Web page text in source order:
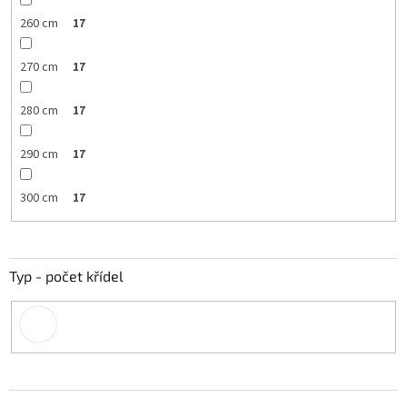
260 cm 17
270 cm 17
280 cm 17
290 cm 17
300 cm 17
Typ - počet křídel